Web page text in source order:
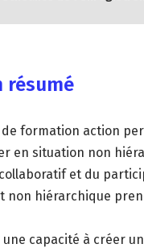
résumé
formation action
en situation non
collaboratif et du
non hiérarchique
capacité à créer